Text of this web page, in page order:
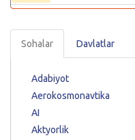
Sohalar Davlatlar
Adabiyot
Aerokosmonavtika
AI
Aktyorlik